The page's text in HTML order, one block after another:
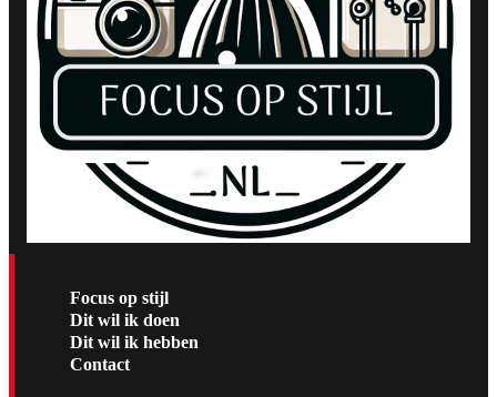
Focus op stijl
Dit wil ik doen
Dit wil ik hebben
Contact